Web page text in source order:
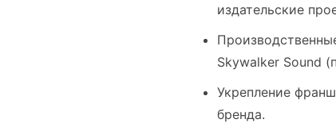
издательские
Skywalker Sound
Укрепление
бренда.